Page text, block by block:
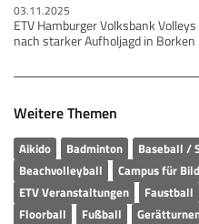
03.11.2025
ETV Hamburger Volksbank
nach starker Aufholjagd in Borken
Weitere Themen
Aikido Badminton Baseball /
Beachvolleyball
Campus für
ETV Veranstaltungen
Faustball
Floorball
Fußball